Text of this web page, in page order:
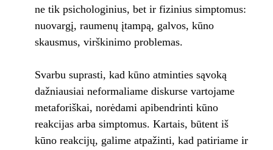
ne tik psichologinius, bet ir fizinius simptomus:
nuovargį, raumenų įtampą, galvos, kūno
skausmus, virškinimo problemas.
Svarbu suprasti, kad kūno atminties sąvoką
dažniausiai neformaliame diskurse vartojame
metaforiškai, norėdami apibendrinti kūno
reakcijas arba simptomus. Kartais, būtent iš
kūno reakcijų, galime atpažinti, kad patiriame ir